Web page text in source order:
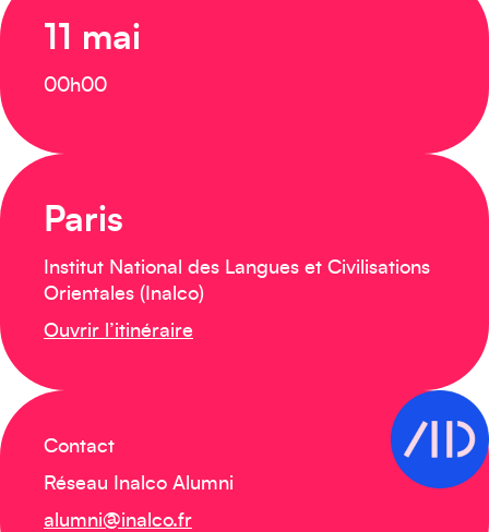
11 mai
00h00
Paris
Institut National des Langues et Civilisations
Orientales (Inalco)
Ouvrir l’itinéraire
Contact
Réseau Inalco Alumni
alumni@inalco.fr